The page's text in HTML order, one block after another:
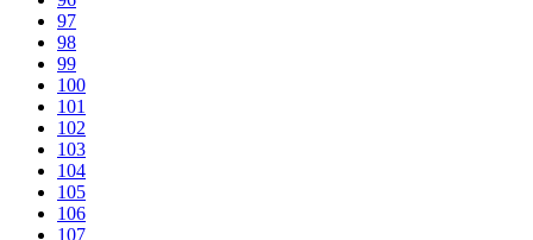
97
98
99
100
101
102
103
104
105
106
107